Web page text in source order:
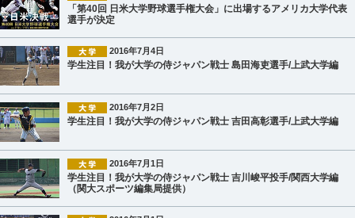
「第40回 日米大学野球選手権大会」に出場するアメリカ大学代表
選手が決定
2016年7月4日
学生注目！我が大学の侍ジャパン戦士 島田海吏選手/上武大学編
2016年7月2日
学生注目！我が大学の侍ジャパン戦士 吉田高彰選手/上武大学編
2016年7月1日
学生注目！我が大学の侍ジャパン戦士 吉川峻平投手/関西大学編
（関大スポーツ編集局提供）